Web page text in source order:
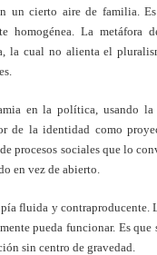
un cierto aire de familia.
homogénea. La
la cual no alienta el
en la política, usando
de la identidad como
procesos sociales que lo
en vez de abierto.
fluida y contraproducente.
pueda funcionar. Es
sin centro de gravedad.